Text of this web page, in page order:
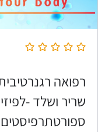
רפואה
שריר ושלד -